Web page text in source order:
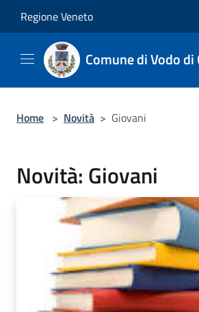
Regione Veneto
Comune di Vodo di
Home > Novità > Giovani
Novità: Giovani